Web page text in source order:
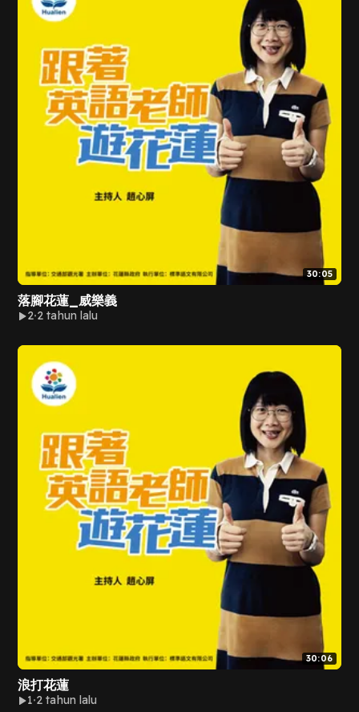
30:05
落腳花蓮_威樂義
2 2 tahun lalu
30:06
浪打花蓮
1 2 tahun lalu